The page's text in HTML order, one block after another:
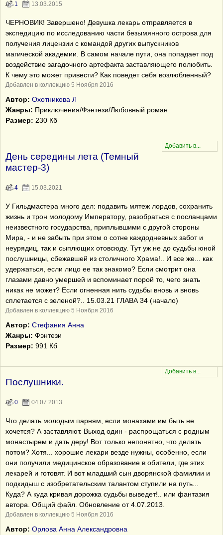
1 13.03.2015
ЧЕРНОВИК! Завершено! Девушка лекарь отправляется в
экспедицию по исследованию части безымянного острова для
получения лицензии с командой других выпускников
магической академии. В самом начале пути, она попадает под
воздействие загадочного артефакта заставляющего полюбить.
К чему это может привести? Как поведет себя возлюбленный?
Добавлен в коллекцию 5 Ноября 2016
Автор: Охотникова Л
Жанры: Приключения/Фэнтези/Любовный роман
Размер: 230 Кб
День середины лета (Темный
мастер-3)
4 15.03.2021
У Гильдмастера много дел: подавить мятеж лордов, сохранить
жизнь и трон молодому Императору, разобраться с посланцами
неизвестного государства, приплывшими с другой стороны
Мира, - и не забыть при этом о сотне каждодневных забот и
неурядиц, так и сыплющих отовсюду. Тут уж не до судьбы юной
послушницы, сбежавшей из столичного Храма!.. И все же... как
удержаться, если лицо ее так знакомо? Если смотрит она
глазами давно умершей и вспоминает порой то, чего знать
никак не может? Если огненная нить судьбы вновь и вновь
сплетается с зеленой?.. 15.03.21 ГЛАВА 34 (начало)
Добавлен в коллекцию 5 Ноября 2016
Автор: Стефания Анна
Жанры: Фэнтези
Размер: 991 Кб
Послушники.
0 04.07.2013
Что делать молодым парням, если монахами им быть не
хочется? А заставляют. Выход один - распрощаться с родным
монастырем и дать деру! Вот только непонятно, что делать
потом? Хотя... хорошие лекари везде нужны, особенно, если
они получили медицинское образование в обители, где этих
лекарей и готовят. И вот младший сын дворянской фамилии и
подкидыш с изобретательским талантом ступили на путь...
Куда? А куда кривая дорожка судьбы выведет!.. или фантазия
автора. Общий файл. Обновление от 4.07.2013.
Добавлен в коллекцию 5 Ноября 2016
Автор: Орлова Анна Александровна